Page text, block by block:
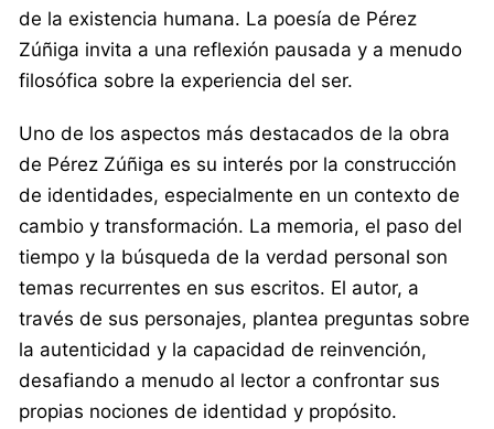
de la existencia humana. La poesía de Pérez
Zúñiga invita a una reflexión pausada y a menudo
filosófica sobre la experiencia del ser.
Uno de los aspectos más destacados de la obra
de Pérez Zúñiga es su interés por la construcción
de identidades, especialmente en un contexto de
cambio y transformación. La memoria, el paso del
tiempo y la búsqueda de la verdad personal son
temas recurrentes en sus escritos. El autor, a
través de sus personajes, plantea preguntas sobre
la autenticidad y la capacidad de reinvención,
desafiando a menudo al lector a confrontar sus
propias nociones de identidad y propósito.